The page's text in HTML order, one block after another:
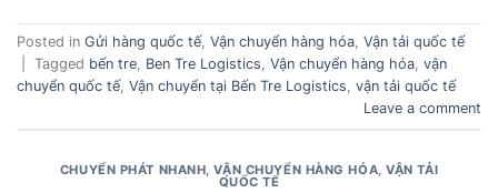
Posted in Gửi hàng quốc tế, Vận chuyển hàng hóa, Vận tải quốc tế
Tagged bến tre, Ben Tre Logistics, Vận chuyển hàng hóa, vận
chuyển quốc tế, Vận chuyển tại Bến Tre Logistics, vận tải quốc tế
Leave a comment
CHUYỂN PHÁT NHANH,VẬN CHUYỂN HÀNG HÓA,VẬN TẢI
QUỐC TẾ